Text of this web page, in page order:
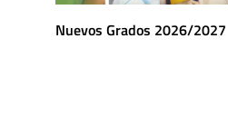
Nuevos Grados 2026/2027